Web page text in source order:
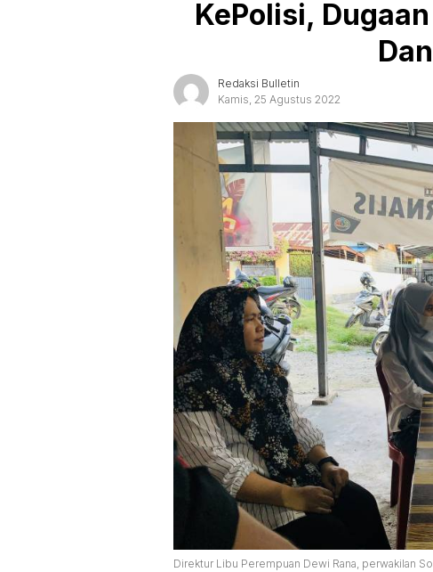
KePolisi,
Redaksi Bulletin
Kamis, 25 Agustus 2022
Direktur Libu Perempuan Dewi Rana, perwakilan